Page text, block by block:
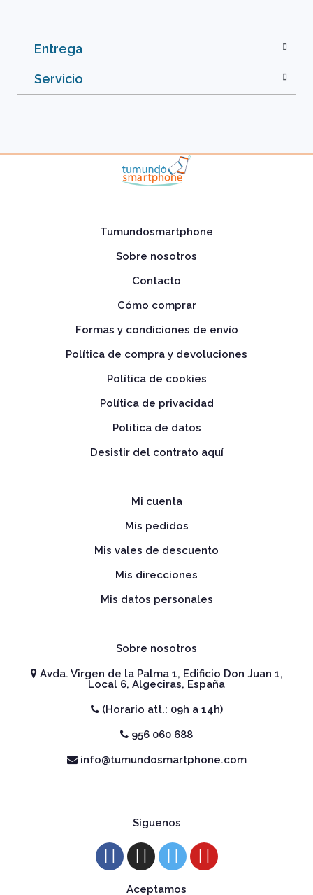
Entrega
Servicio
Tumundosmartphone
Sobre nosotros
Contacto
Cómo comprar
Formas y condiciones de envío
Política de compra y devoluciones
Política de cookies
Política de privacidad
Política de datos
Desistir del contrato aquí
Mi cuenta
Mis pedidos
Mis vales de descuento
Mis direcciones
Mis datos personales
Sobre nosotros
Avda. Virgen de la Palma 1, Edificio Don Juan 1,
Local 6, Algeciras, España
(Horario att.: 09h a 14h)
956 060 688
info@tumundosmartphone.com
Síguenos
Aceptamos